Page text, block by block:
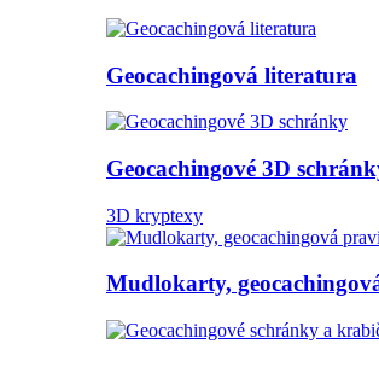
Geocachingová literatura
Geocachingové 3D
3D kryptexy
Mudlokarty,